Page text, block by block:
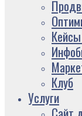
Клуб
Услуги